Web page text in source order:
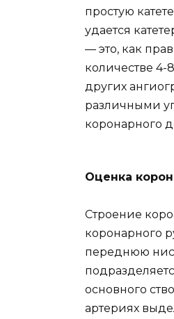
простую
удается
— это, как
количестве
других
различными
коронарного
Оценка
Строение
коронарного
переднюю
основного
артериях